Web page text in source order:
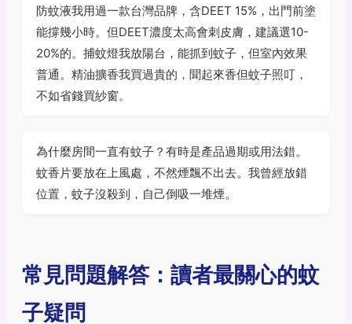
防蚊液我用過一款台灣品牌，含DEET 15%，出門前塗
能撐幾小時。但DEET濃度太高會刺皮膚，建議選10-
20%的。捕蚊燈我放陽台，能抓到蚊子，但室內效果
普通。精油擴香我買過貴的，聞起來香但蚊子照叮，
不如省錢買紗窗。
為什麼房間一直有蚊子？有時是產品過期或用法錯。
蚊香片要放在上風處，不然煙飄不出去。我曾經放錯
位置，蚊子沒殺到，自己倒吸一堆煙。
常見問題解答：讀者最關心的蚊
子疑問